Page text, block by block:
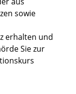
sowie
erhalten und
Sie zur